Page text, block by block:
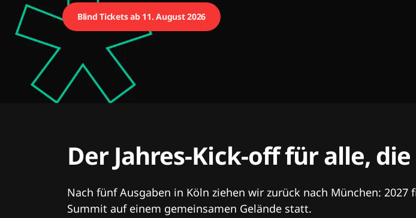
Blind Tickets ab 11. August 2026
Der Jahres-Kick-off für alle,
Nach fünf Ausgaben in Köln ziehen wir zurück nach München:
Summit auf einem gemeinsamen Gelände statt.